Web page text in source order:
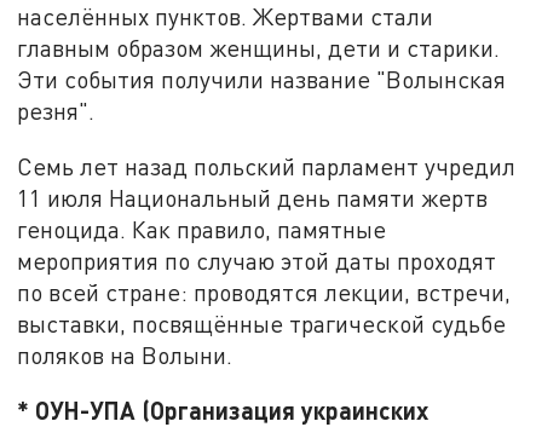
населённых пунктов. Жертвами стали
главным образом женщины, дети и старики.
Эти события получили название "Волынская
резня".
Семь лет назад польский парламент учредил
11 июля Национальный день памяти жертв
геноцида. Как правило, памятные
мероприятия по случаю этой даты проходят
по всей стране: проводятся лекции, встречи,
выставки, посвящённые трагической судьбе
поляков на Волыни.
* ОУН-УПА (Организация украинских